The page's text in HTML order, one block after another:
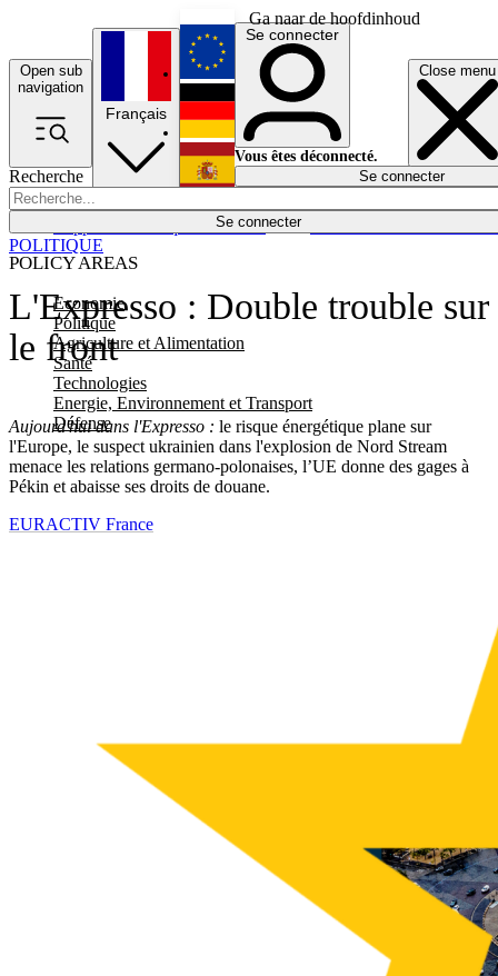
Ga naar de hoofdinhoud
Open sub
navigation
Close menu
Recherche
Se connecter
POLICY AREAS
Economie
Politique
Agriculture et Alimentation
Santé
Technologies
Energie, Environnement et Transport
Défense
Économie
Français
English
Deutsch
Español
Se connecter
Vous êtes déconnecté.
Se connecter
L'Expresso : Double trouble sur
le front
Aujourd'hui dans l'Expresso : le risque énergétique plane sur
l'Europe, le suspect ukrainien dans l'explosion de Nord Stream
menace les relations germano-polonaises, l’UE donne des gages à
Pékin et abaisse ses droits de douane.
POLITIQUE
EURACTIV France